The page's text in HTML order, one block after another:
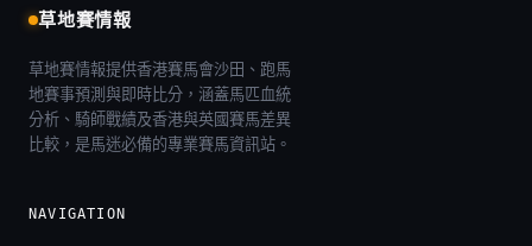
草地賽情報
草地賽情報提供香港賽馬會沙田、跑馬
地賽事預測與即時比分，涵蓋馬匹血統
分析、騎師戰績及香港與英國賽馬差異
比較，是馬迷必備的專業賽馬資訊站。
NAVIGATION